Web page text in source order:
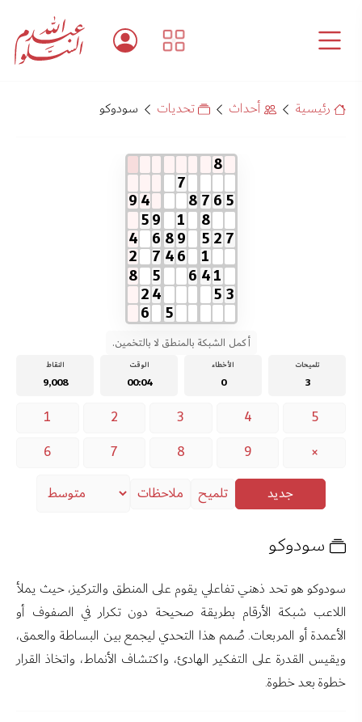
رئيسية أحداث تحديات سودوكو
8
7
94 8765
59 1 8
4 689 527
2 746 1
8 5 641
24 53
6 5
أكمل الشبكة بالمنطق لا بالتخمين.
النقاط
9,008
الوقت
00:04
الأخطاء
0
تلميحات
3
1 2 3 4
5
6
7 8 9
×
ملاحظات
تلميح جديد
سودوكو
سودوكو هو تحد ذهني تفاعلي يقوم على المنطق والتركيز، حيث يملأ
اللاعب شبكة الأرقام بطريقة صحيحة دون تكرار في الصفوف أو
الأعمدة أو المربعات. صُمم هذا التحدي ليجمع بين البساطة والعمق،
ويقيس القدرة على التفكير الهادئ، واكتشاف الأنماط، واتخاذ القرار
خطوة بعد خطوة.